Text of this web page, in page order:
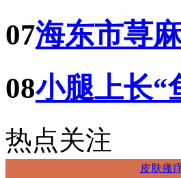
07海东市荨
08小腿上长“
热点关注
皮肤瘙